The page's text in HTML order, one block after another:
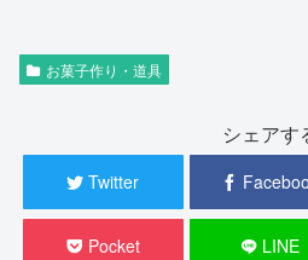
お菓子作り・道具
シェアす
Twitter
Pocket LINE